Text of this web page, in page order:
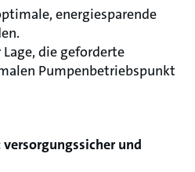
energiesparende
die geforderte
Pumpenbetriebspunkt
versorgungssicher und